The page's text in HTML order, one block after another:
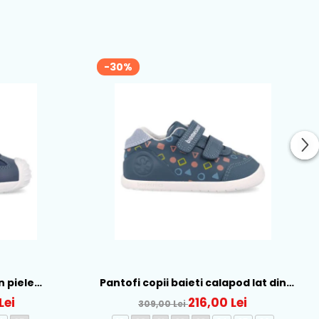
piele
A556
-30%
Pantofi copii baieti calapod lat din
piele Biomecanics, Albastru - 262166-
A556
309,00 Lei216,00 Lei